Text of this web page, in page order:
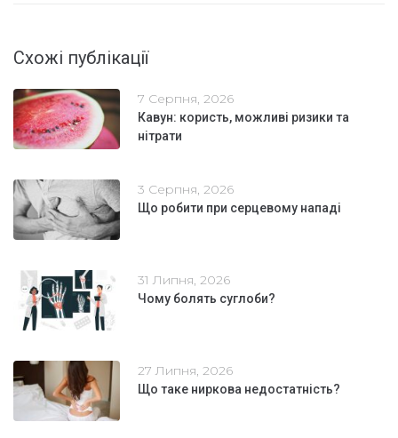
Схожі публікації
7 Серпня, 2026
Кавун: користь, можливі ризики та
нітрати
3 Серпня, 2026
Що робити при серцевому нападі
31 Липня, 2026
Чому болять суглоби?
27 Липня, 2026
Що таке ниркова недостатність?